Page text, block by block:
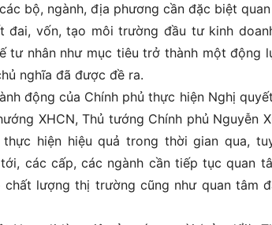
bộ, ngành, địa phương cần đặc biệt
đai, vốn, tạo môi trường đầu tư kinh
tư nhân như mục tiêu trở thành một động
nghĩa đã được đề ra.
động của Chính phủ thực hiện Nghị
XHCN, Thủ tướng Chính phủ Nguyễn
hiện hiệu quả trong thời gian qua,
các cấp, các ngành cần tiếp tục quan
lượng thị trường cũng như quan tâm